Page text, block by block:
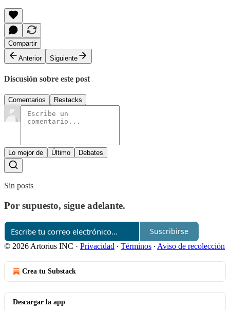
Compartir
Anterior
Siguiente
Discusión sobre este post
Comentarios Restacks
Lo mejor de Último Debates
Sin posts
Por supuesto, sigue adelante.
Suscribirse
© 2026 Artorius INC · Privacidad ∙ Términos ∙ Aviso de recolección
Crea tu Substack
Descargar la app